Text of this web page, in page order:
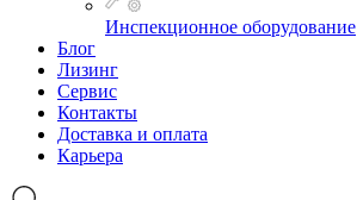
Инспекционное оборудование
Блог
Лизинг
Сервис
Контакты
Доставка и оплата
Карьера